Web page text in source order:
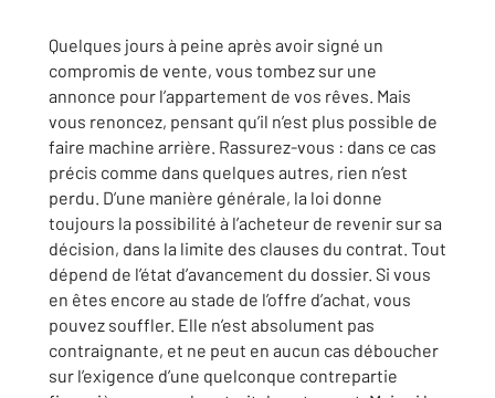
Quelques jours à peine après avoir signé un
compromis de vente, vous tombez sur une
annonce pour l’appartement de vos rêves. Mais
vous renoncez, pensant qu’il n’est plus possible de
faire machine arrière. Rassurez-vous : dans ce cas
précis comme dans quelques autres, rien n’est
perdu. D’une manière générale, la loi donne
toujours la possibilité à l’acheteur de revenir sur sa
décision, dans la limite des clauses du contrat. Tout
dépend de l’état d’avancement du dossier. Si vous
en êtes encore au stade de l’offre d’achat, vous
pouvez souffler. Elle n’est absolument pas
contraignante, et ne peut en aucun cas déboucher
sur l’exigence d’une quelconque contrepartie